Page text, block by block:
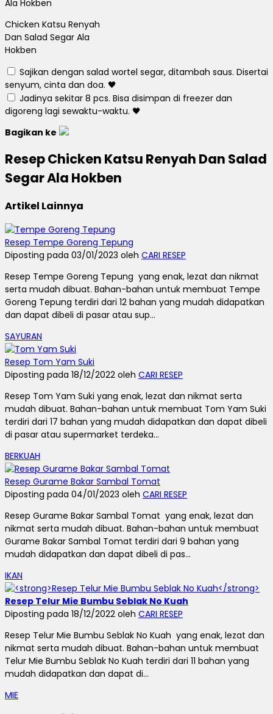
Chicken Katsu Renyah
Dan Salad Segar Ala
Hokben
Sajikan dengan salad wortel segar, ditambah saus. Disertai
senyum, cinta dan doa. 🖤
Jadinya sekitar 8 pcs. Bisa disimpan di freezer dan
digoreng lagi sewaktu-waktu. 🖤
Bagikan ke
Resep Chicken Katsu Renyah Dan Salad
Segar Ala Hokben
Artikel Lainnya
Resep Tempe Goreng Tepung
Diposting pada 03/01/2023 oleh CARI RESEP
Resep Tempe Goreng Tepung yang enak, lezat dan nikmat
serta mudah dibuat. Bahan-bahan untuk membuat Tempe
Goreng Tepung terdiri dari 12 bahan yang mudah didapatkan
dan dapat dibeli di pasar atau sup...
SAYURAN
Resep Tom Yam Suki
Diposting pada 18/12/2022 oleh CARI RESEP
Resep Tom Yam Suki yang enak, lezat dan nikmat serta
mudah dibuat. Bahan-bahan untuk membuat Tom Yam Suki
terdiri dari 17 bahan yang mudah didapatkan dan dapat dibeli
di pasar atau supermarket terdeka...
BERKUAH
Resep Gurame Bakar Sambal Tomat
Diposting pada 04/01/2023 oleh CARI RESEP
Resep Gurame Bakar Sambal Tomat yang enak, lezat dan
nikmat serta mudah dibuat. Bahan-bahan untuk membuat
Gurame Bakar Sambal Tomat terdiri dari 9 bahan yang
mudah didapatkan dan dapat dibeli di pas...
IKAN
Resep Telur Mie Bumbu Seblak No Kuah
Diposting pada 18/12/2022 oleh CARI RESEP
Resep Telur Mie Bumbu Seblak No Kuah yang enak, lezat dan
nikmat serta mudah dibuat. Bahan-bahan untuk membuat
Telur Mie Bumbu Seblak No Kuah terdiri dari 11 bahan yang
mudah didapatkan dan dapat di...
MIE